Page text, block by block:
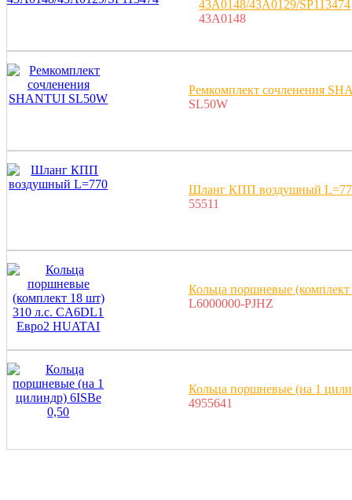
43A0148/43A0129/SP113474
43A0148
Ремкомплект сочленения
SL50W
Шланг КПП воздушный
55511
Кольца поршневые
L6000000-PJHZ
Кольца поршневые (на 1
4955641